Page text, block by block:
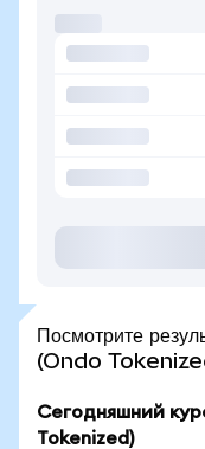
Посмотрите
(Ondo
Сегодняшний
Tokenized)